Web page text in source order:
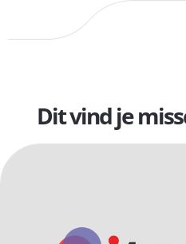
Dit vind je